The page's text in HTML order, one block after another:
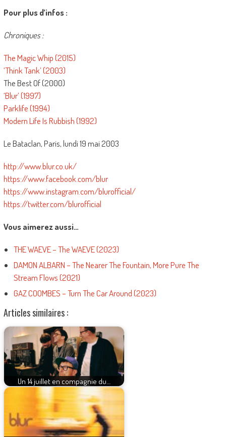
Pour plus d’infos :
Chroniques :
The Magic Whip (2015)
‘Think Tank’ (2003)
The Best Of (2000)
‘Blur’ (1997)
Parklife (1994)
Modern Life Is Rubbish (1992)
Le Bataclan, Paris, lundi 19 mai 2003
http://www.blur.co.uk/
https://www.facebook.com/blur
https://www.instagram.com/blurofficial/
https://twitter.com/blurofficial
Vous aimerez aussi…
THE WAEVE – The WAEVE (2023)
DAMON ALBARN – The Nearer The Fountain, More Pure The
Stream Flows (2021)
GAZ COOMBES – Turn The Car Around (2023)
Articles similaires :
Un 14 juillet en compagnie du…